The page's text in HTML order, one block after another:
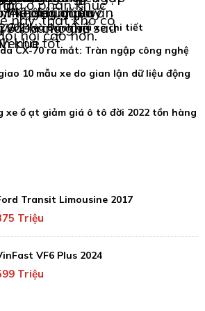
không gặp vấn
với hàng ghế sau
nhẹ sau mưa.
thế giới nhiều
giá ở phân khúc
này, thật khó có
hỏi cao hơn.
Apple Carplay
6 loa cho âm
khá tốt.
2024 và Đánh giá xe chi tiết
CX-70 ra mắt: Tràn ngập công nghệ
10 mẫu xe do gian lận dữ liệu động
xe ồ ạt giảm giá ô tô đời 2022 tồn hàng
Transit Limousine 2017
Triệu
VF6 Plus 2024
Triệu